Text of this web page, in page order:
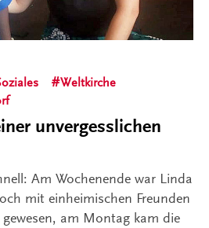
Weltkirche
unvergesslichen
Am Wochenende war Linda
mit einheimischen Freunden
am Montag kam die